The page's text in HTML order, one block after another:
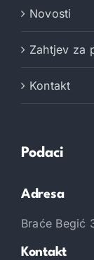
Novosti
Zahtjev za
Kontakt
Podaci
Adresa
Braće Begić
Kontakt